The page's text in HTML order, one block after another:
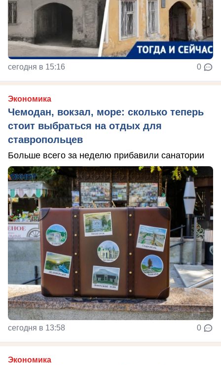
сегодня в 15:16 0
Экономика
Чемодан, вокзал, море: сколько теперь
стоит выбраться на отдых для
ставропольцев
Больше всего за неделю прибавили санатории
сегодня в 13:58 0
Экономика